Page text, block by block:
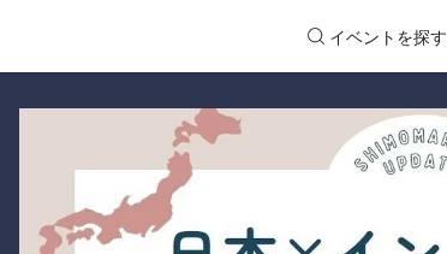
イベントを探す